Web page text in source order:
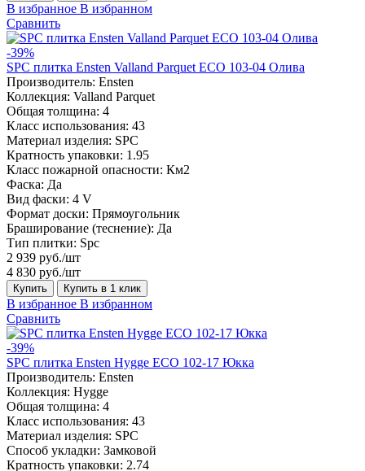
В избранное В избранном
Сравнить
-39%
SPC плитка Ensten Valland Parquet ECO 103-04 Олива
Производитель: Ensten
Коллекция: Valland Parquet
Общая толщина: 4
Класс использования: 43
Материал изделия: SPC
Кратность упаковки: 1.95
Класс пожарной опасности: Км2
Фаска: Да
Вид фаски: 4 V
Формат доски: Прямоугольник
Браширование (теснение): Да
Тип плитки: Spc
2 939 руб./шт
4 830 руб./шт
Купить Купить в 1 клик
В избранное В избранном
Сравнить
-39%
SPC плитка Ensten Hygge ECO 102-17 Юкка
Производитель: Ensten
Коллекция: Hygge
Общая толщина: 4
Класс использования: 43
Материал изделия: SPC
Способ укладки: Замковой
Кратность упаковки: 2.74